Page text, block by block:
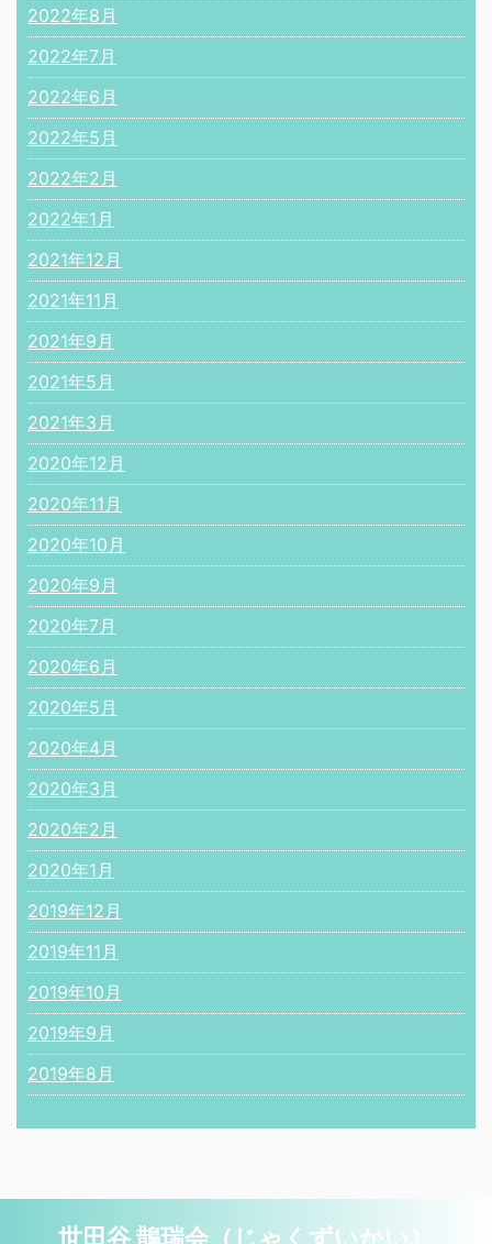
2022年8月
2022年7月
2022年6月
2022年5月
2022年2月
2022年1月
2021年12月
2021年11月
2021年9月
2021年5月
2021年3月
2020年12月
2020年11月
2020年10月
2020年9月
2020年7月
2020年6月
2020年5月
2020年4月
2020年3月
2020年2月
2020年1月
2019年12月
2019年11月
2019年10月
2019年9月
2019年8月
世田谷 鵲瑞会（じゃくずいかい）